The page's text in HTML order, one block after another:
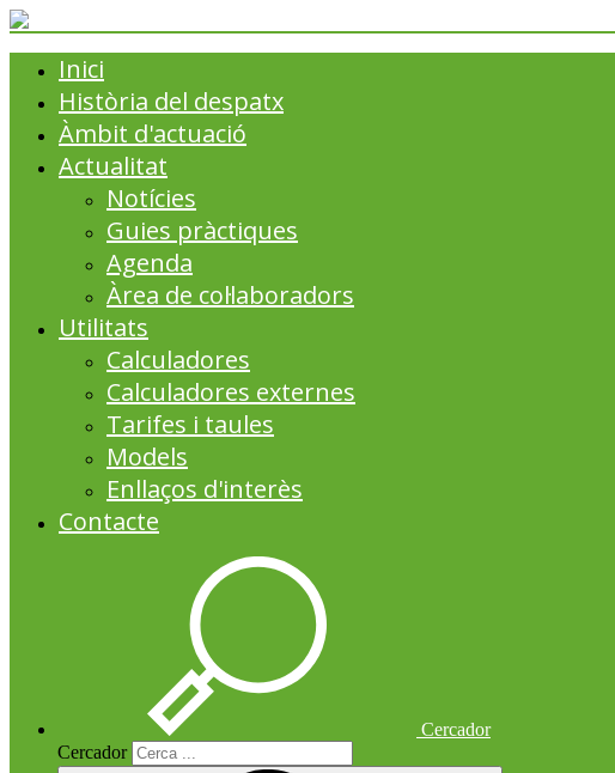
Inici
Història del despatx
Àmbit d'actuació
Actualitat
Notícies
Guies pràctiques
Agenda
Àrea de col·laboradors
Utilitats
Calculadores
Calculadores externes
Tarifes i taules
Models
Enllaços d'interès
Contacte
Cercador
Cercador